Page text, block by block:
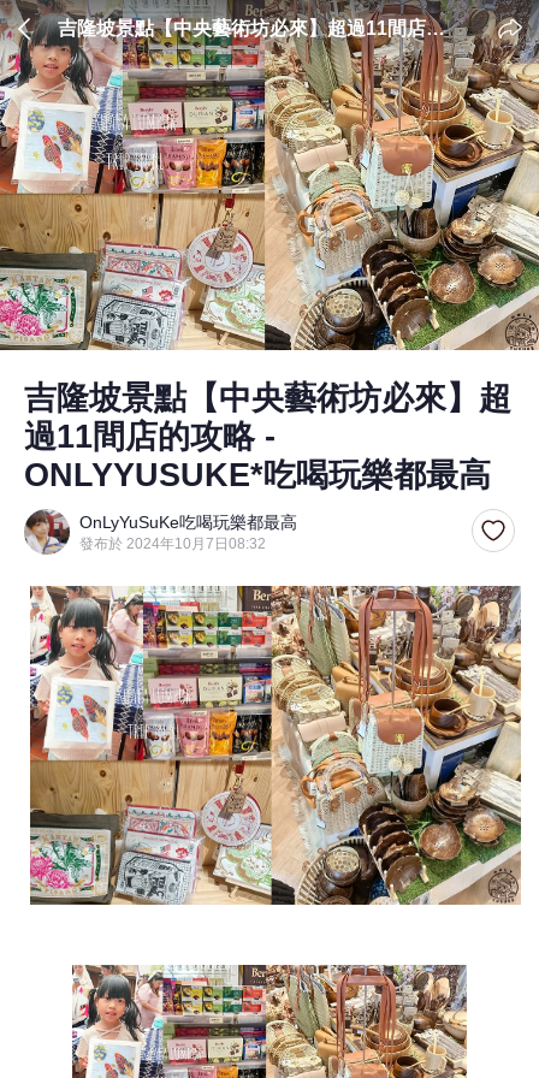
吉隆坡景點【中央藝術坊必來】超過11間店的
攻略 - ONLYYUSUKE*吃喝玩樂都最高
吉隆坡景點【中央藝術坊必來】超
過11間店的攻略 -
ONLYYUSUKE*吃喝玩樂都最高
OnLyYuSuKe吃喝玩樂都最高
發布於 2024年10月7日08:32